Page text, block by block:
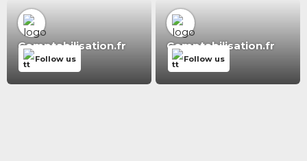
Comptabilisation.fr
Follow us
Comptabilisation.fr
Follow us